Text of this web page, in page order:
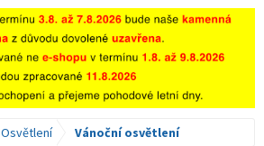
Osvětlení Vánoční osvětlení